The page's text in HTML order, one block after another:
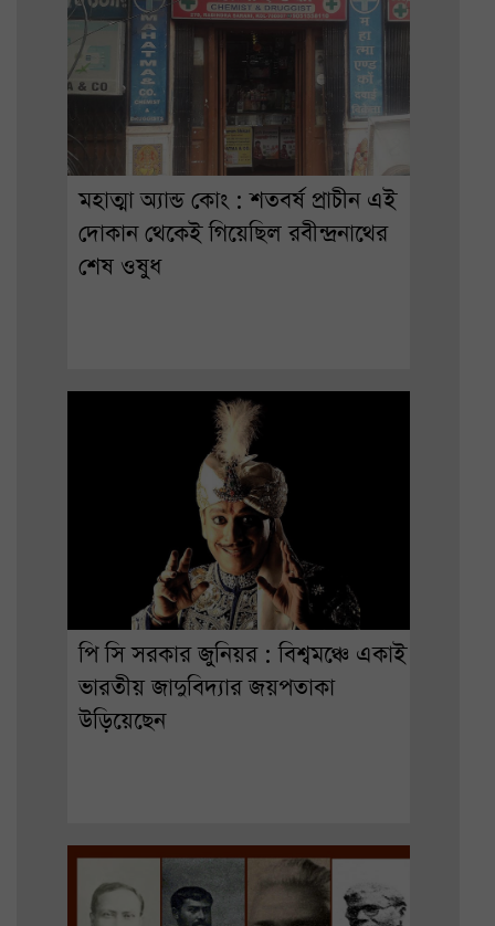
মহাত্মা অ্যান্ড কোং : শতবর্ষ প্রাচীন এই
দোকান থেকেই গিয়েছিল রবীন্দ্রনাথের
শেষ ওষুধ
পি সি সরকার জুনিয়র : বিশ্বমঞ্চে একাই
ভারতীয় জাদুবিদ্যার জয়পতাকা
উড়িয়েছেন